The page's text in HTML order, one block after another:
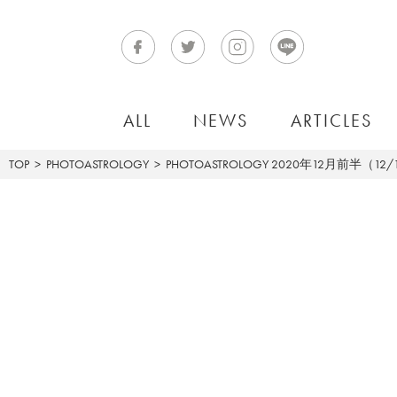
ALL NEWS ARTICLES
TOP PHOTOASTROLOGY PHOTOASTROLOGY 2020年12月前半（